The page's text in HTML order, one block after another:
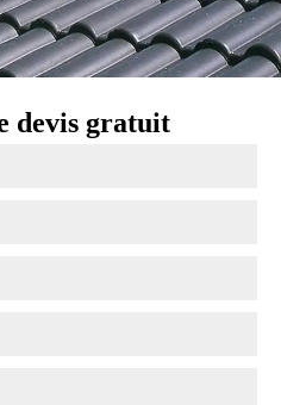
devis gratuit